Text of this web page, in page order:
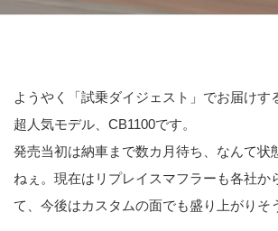
ようやく「試乗ダイジェスト」でお届けす
超人気モデル、CB1100です。
発売当初は納車まで数カ月待ち、なんて状
ねぇ。現在はリプレイスマフラーも各社か
て、今後はカスタムの面でも盛り上がりそ